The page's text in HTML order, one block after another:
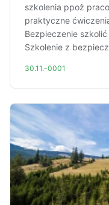
szkolenia ppoż
praktyczne
Bezpieczenie
Szkolenie z
30.11.-0001